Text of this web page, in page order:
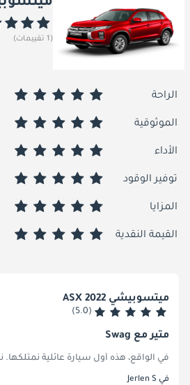
(1 تقييمات)
الراحة
الموثوقية
الأداء
توفير الوقود
المزايا
القيمة النقدية
ميتسوبيشي ASX 2022
(5.0)
مثير مع Swag
في الواقع، هذه أول سيارة عائلية
في Jerlen S